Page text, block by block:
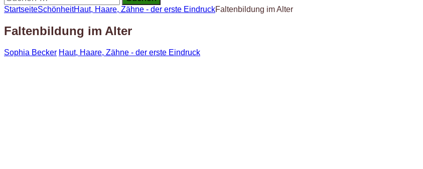
nach:
StartseiteSchönheitHaut, Haare, Zähne - der erste EindruckFaltenbildung im Alter
Faltenbildung im Alter
Sophia Becker Haut, Haare, Zähne - der erste Eindruck